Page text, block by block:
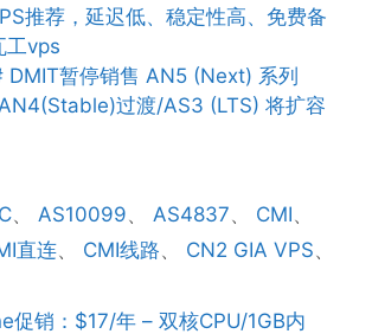
推荐，延迟低、稳定性高、免费备
工vps
DMIT暂停销售 AN5 (Next) 系列
过渡/AS3 (LTS) 将扩容
、AS10099、AS4837、 CMI、
直连、 CMI线路、 CN2 GIA VPS、
促销：$17/年 – 双核CPU/1GB内